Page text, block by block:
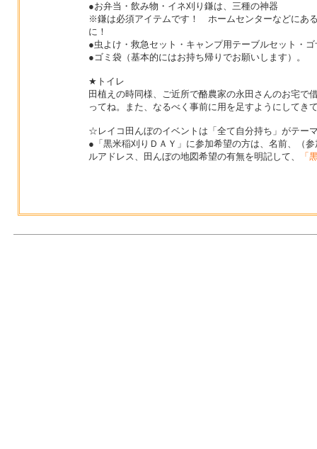
●お弁当・飲み物・イネ刈り鎌は、三種の神器
※鎌は必須アイテムです！ ホームセンターなどにあ
に！
●虫よけ・救急セット・キャンプ用テーブルセット・
●ゴミ袋（基本的にはお持ち帰りでお願いします）。
★トイレ
田植えの時同様、ご近所で酪農家の永田さんのお宅で
ってね。また、なるべく事前に用を足すようにしてき
☆レイコ田んぼのイベントは「全て自分持ち」がテー
●「黒米稲刈りＤＡＹ」に参加希望の方は、名前、（
ルアドレス、田んぼの地図希望の有無を明記して、
「